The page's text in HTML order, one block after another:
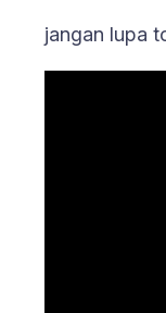
jangan lupa